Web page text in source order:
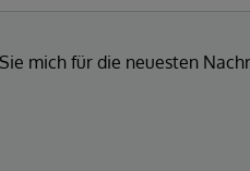
mich für die neuesten